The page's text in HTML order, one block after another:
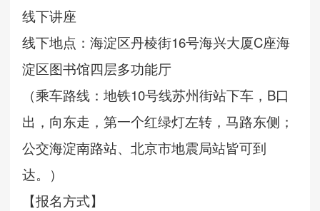
线下讲座
线下地点：海淀区丹棱街16号海兴大厦C座海
淀区图书馆四层多功能厅
（乘车路线：地铁10号线苏州街站下车，B口
出，向东走，第一个红绿灯左转，马路东侧；
公交海淀南路站、北京市地震局站皆可到
达。）
【报名方式】